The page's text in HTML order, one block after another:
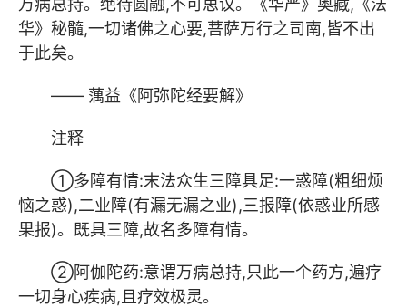
万病总持。绝待圆融,不可思议。《华严》奥藏,《法
华》秘髓,一切诸佛之心要,菩萨万行之司南,皆不出
于此矣。
—— 蕅益《阿弥陀经要解》
注释
①多障有情:末法众生三障具足:一惑障(粗细烦
恼之惑),二业障(有漏无漏之业),三报障(依惑业所感
果报)。既具三障,故名多障有情。
②阿伽陀药:意谓万病总持,只此一个药方,遍疗
一切身心疾病,且疗效极灵。